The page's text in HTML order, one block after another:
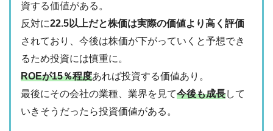
資する価値がある。
反対に22.5以上だと株価は実際の価値より高く評価
されており、今後は株価が下がっていくと予想でき
るため投資には慎重に。
ROEが15％程度あれば投資する価値あり。
最後にその会社の業種、業界を見て今後も成長して
いきそうだったら投資価値がある。